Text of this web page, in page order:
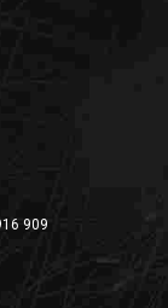
909